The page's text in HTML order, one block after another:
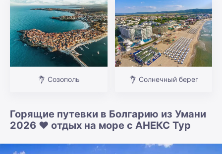
Созополь Солнечный берег
Горящие путевки в Болгарию из Умани
2026 ❤️ отдых на море с АНЕКС Тур